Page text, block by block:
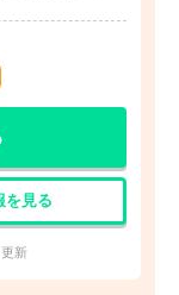
を見る
新